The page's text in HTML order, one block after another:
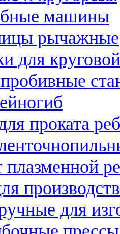
машины
рычажные
для
проката
для